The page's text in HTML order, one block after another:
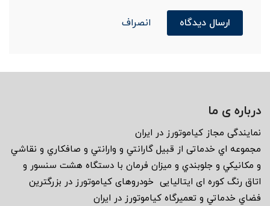
ارسال دیدگاه انصراف
درباره ی ما
نمايندگى مجاز كياموتورز در ايران
مجموعه اي خدماتى از قبيل گارانتي و وارانتي و صافكاري و نقاشي
و مكانيكي و جلوبندي و ميزان فرمان با دستگاه هشت سنسور و
اتاق رنگ كوره اى ايتاليايى خودروهاى كياموتورز در بزرگترين
فضاي خدماتي و تعميرگاه كياموتورز در ايران